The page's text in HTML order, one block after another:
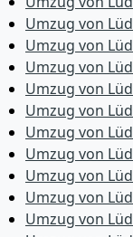
Umzug von
Umzug von
Umzug von
Umzug von
Umzug von
Umzug von
Umzug von
Umzug von
Umzug von
Umzug von